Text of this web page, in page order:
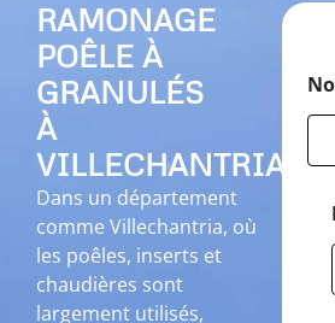
RAMONAGE
POÊLE À
GRANULÉS
À
VILLECHANTRIA
Dans un département
comme Villechantria, où
les poêles, inserts et
chaudières sont
largement utilisés,